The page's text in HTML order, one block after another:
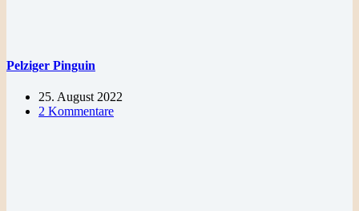
Pelziger Pinguin
25. August 2022
2 Kommentare